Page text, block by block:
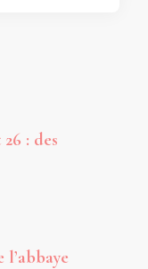
: des